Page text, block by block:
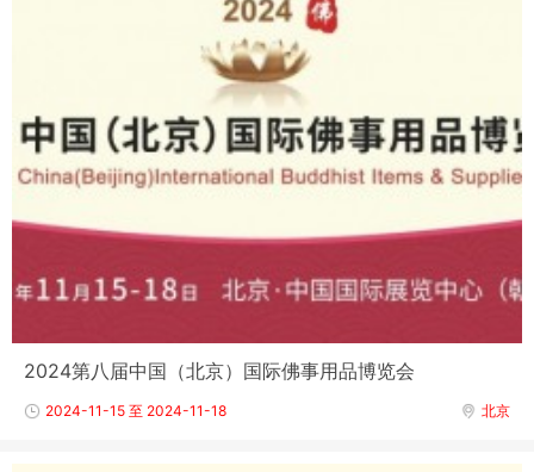
2024第八届中国（北京）国际佛事用品博览会
北京
2024-11-15 至 2024-11-18